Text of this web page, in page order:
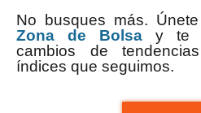
No busques más.
Zona de Bolsa y te
cambios de
índices que seguimos.